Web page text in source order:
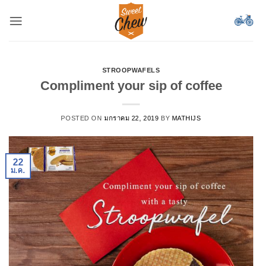
STROOPWAFELS
Compliment your sip of coffee
POSTED ONมกราคม 22, 2019 BY MATHIJS
22
ม.ค.